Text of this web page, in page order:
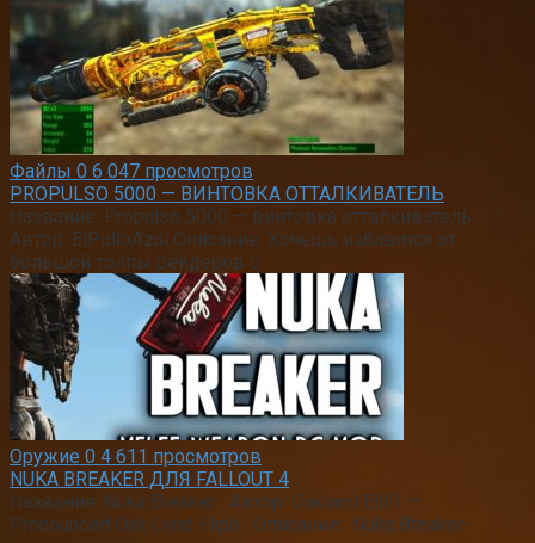
Файлы 0 6 047 просмотров
PROPULSO 5000 — ВИНТОВКА ОТТАЛКИВАТЕЛЬ
Название: Propulso 5000 — винтовка отталкиватель
Автор: ElPolloAzul Описание: Хочешь избавится от
большой толпы рейдеров с
Оружие 0 4 611 просмотров
NUKA BREAKER ДЛЯ FALLOUT 4
Название: Nuka Breaker Автор: Oakland Elliff —
Pronounced Oak Lend Eliph Описание: Nuka Breaker-